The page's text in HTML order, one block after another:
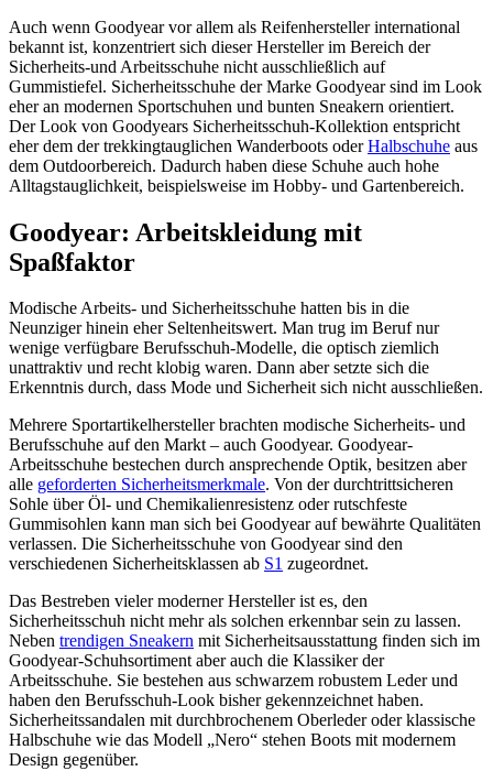
Auch wenn Goodyear vor allem als Reifenhersteller international
bekannt ist, konzentriert sich dieser Hersteller im Bereich der
Sicherheits-und Arbeitsschuhe nicht ausschließlich auf
Gummistiefel. Sicherheitsschuhe der Marke Goodyear sind im Look
eher an modernen Sportschuhen und bunten Sneakern orientiert.
Der Look von Goodyears Sicherheitsschuh-Kollektion entspricht
eher dem der trekkingtauglichen Wanderboots oderHalbschuhe aus
dem Outdoorbereich. Dadurch haben diese Schuhe auch hohe
Alltagstauglichkeit, beispielsweise im Hobby- und Gartenbereich.
Goodyear: Arbeitskleidung mit
Spaßfaktor
Modische Arbeits- und Sicherheitsschuhe hatten bis in die
Neunziger hinein eher Seltenheitswert. Man trug im Beruf nur
wenige verfügbare Berufsschuh-Modelle, die optisch ziemlich
unattraktiv und recht klobig waren. Dann aber setzte sich die
Erkenntnis durch, dass Mode und Sicherheit sich nicht ausschließen.
Mehrere Sportartikelhersteller brachten modische Sicherheits- und
Berufsschuhe auf den Markt – auch Goodyear. Goodyear-
Arbeitsschuhe bestechen durch ansprechende Optik, besitzen aber
alle geforderten Sicherheitsmerkmale. Von der durchtrittsicheren
Sohle über Öl- und Chemikalienresistenz oder rutschfeste
Gummisohlen kann man sich bei Goodyear auf bewährte Qualitäten
verlassen. Die Sicherheitsschuhe von Goodyear sind den
verschiedenen Sicherheitsklassen ab S1 zugeordnet.
Das Bestreben vieler moderner Hersteller ist es, den
Sicherheitsschuh nicht mehr als solchen erkennbar sein zu lassen.
Neben trendigen Sneakern mit Sicherheitsausstattung finden sich im
Goodyear-Schuhsortiment aber auch die Klassiker der
Arbeitsschuhe. Sie bestehen aus schwarzem robustem Leder und
haben den Berufsschuh-Look bisher gekennzeichnet haben.
Sicherheitssandalen mit durchbrochenem Oberleder oder klassische
Halbschuhe wie das Modell „Nero“ stehen Boots mit modernem
Design gegenüber.